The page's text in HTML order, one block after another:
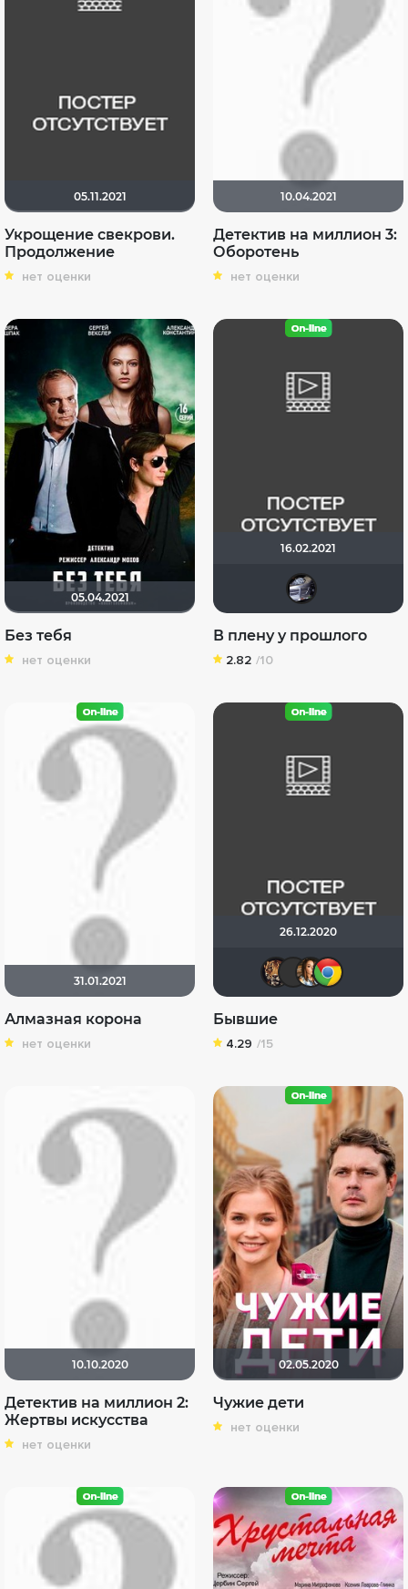
05.11.2021
Укрощение свекрови.
Продолжение
нет оценки
10.04.2021
Детектив на миллион 3:
Оборотень
нет оценки
05.04.2021
Без тебя
нет оценки
16.02.2021
В плену у прошлого
2.82 /10
31.01.2021
Алмазная корона
нет оценки
26.12.2020
Бывшие
4.29 /15
10.10.2020
Детектив на миллион 2:
Жертвы искусства
нет оценки
02.05.2020
Чужие дети
нет оценки